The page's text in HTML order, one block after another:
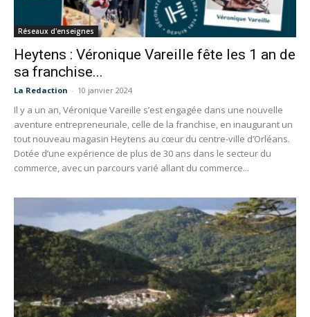
Réseaux d'enseignes
Heytens : Véronique Vareille fête les 1 an de
sa franchise...
La Redaction - 10 janvier 2024
Il y a un an, Véronique Vareille s’est engagée dans une nouvelle
aventure entrepreneuriale, celle de la franchise, en inaugurant un
tout nouveau magasin Heytens au cœur du centre-ville d’Orléans.
Dotée d’une expérience de plus de 30 ans dans le secteur du
commerce, avec un parcours varié allant du commerce...